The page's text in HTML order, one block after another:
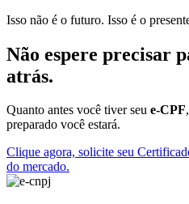
Isso não é o futuro. Isso é o
Não espere precisar
atrás.
Quanto antes você tiver seu e-CPF
preparado você estará.
Clique agora, solicite seu
do mercado.